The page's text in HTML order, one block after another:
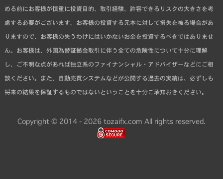
める前にお客様が慎重に投資目的、取引経験、許容できるリスクの大きさを考
慮する必要がございます。お客様の投資する元本に対して損失を被る場合があ
りますので、お客様の失うわけにはいかないお金を投資するべきではありませ
ん。お客様は、外国為替証拠金取引に伴う全ての危険性について十分に理解
し、ご不明な点があれば独立系のファイナンシャル・アドバイザーなどにご相
談ください。また、自動売買システムなどが公開する過去の実績は、必ずしも
将来の結果を保証するものではないということを十分ご承知おきください。
Copyright © 2014 - 2026 tozaifx.com All rights reserved.